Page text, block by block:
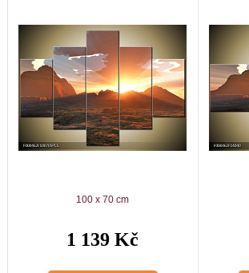
100 x 70 cm
1 139 Kč